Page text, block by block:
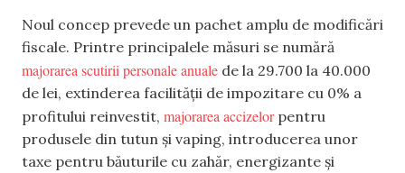
Noul concep prevede un pachet amplu de modificări
fiscale. Printre principalele măsuri se numără
majorarea scutirii personale anuale de la 29.700 la 40.000
de lei, extinderea facilității de impozitare cu 0% a
profitului reinvestit, majorarea accizelorpentru
produsele din tutun și vaping, introducerea unor
taxe pentru băuturile cu zahăr, energizante și